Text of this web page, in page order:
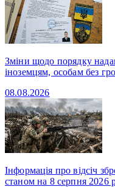
Зміни щодо порядку
іноземцям, особам без
08.08.2026
Інформація про відсіч
станом на 8 серпня 2026